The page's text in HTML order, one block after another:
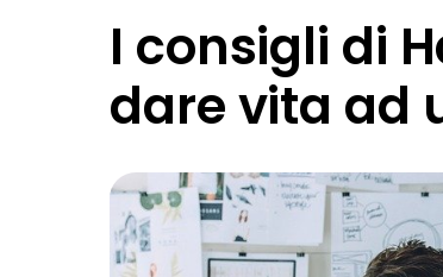
I consigli di
dare vita ad